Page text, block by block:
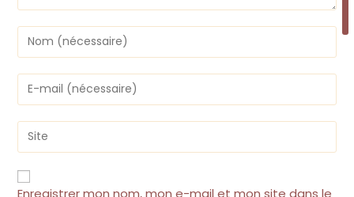
Enter
your
name
or
username
to
comment
Enter
your
email
address
to
comment
Saisir
l’URL
de
votre
site
Enregistrer mon nom, mon e-mail et mon site dans le